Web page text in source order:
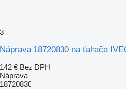
3
Náprava 18720830 na ťahača
142 € Bez DPH
Náprava
18720830